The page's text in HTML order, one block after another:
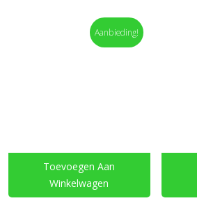
€49.95.
Aanbieding!
Toevoegen Aan
Winkelwagen